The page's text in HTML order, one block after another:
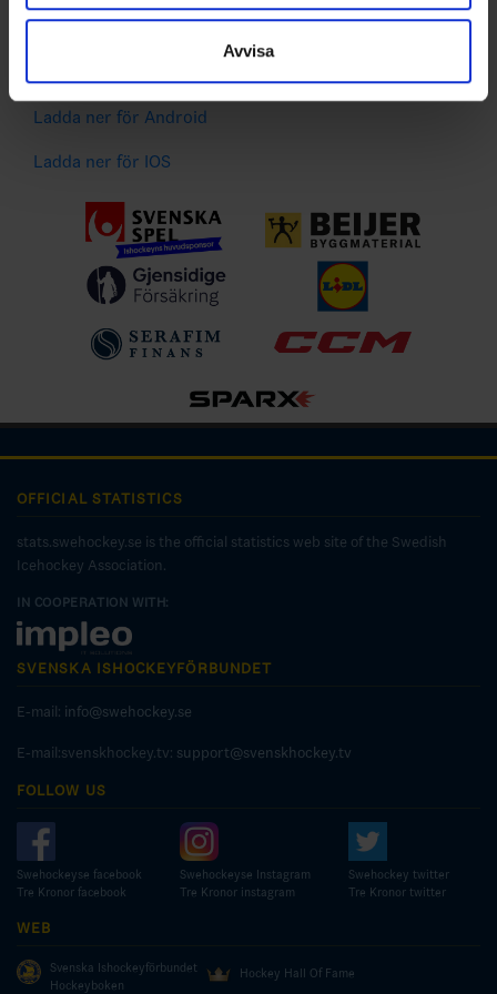
samlat in när du har använt deras tjänster.
Avvisa
Spelarstatistik
Följ ditt favoritlag och få pushnotiser vid viktiga
Ladda ner för Android
Ladda ner för IOS
OFFICIAL STATISTICS
stats.swehockey.se is the official statistics web site of the Swedish
Icehockey Association.
IN COOPERATION WITH:
SVENSKA ISHOCKEYFÖRBUNDET
E-mail: info@swehockey.se
E-mail:svenskhockey.tv: support@svenskhockey.tv
FOLLOW US
Swehockeyse facebook
Tre Kronor facebook
Swehockeyse Instagram
Tre Kronor instagram
Swehockey twitter
Tre Kronor twitter
WEB
Svenska Ishockeyförbundet
Hockeyboken
Hockey Hall Of Fame